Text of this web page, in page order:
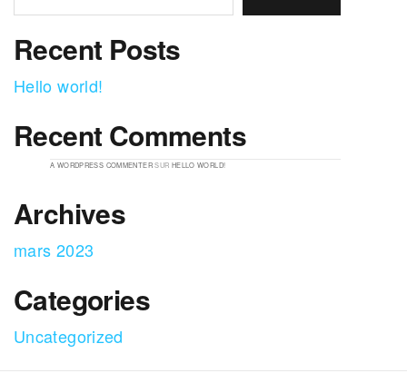
Recent Posts
Hello world!
Recent Comments
A WORDPRESS COMMENTERSUR HELLO WORLD!
Archives
mars 2023
Categories
Uncategorized